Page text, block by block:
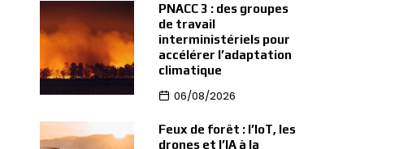
PNACC 3 : des groupes
de travail
interministériels pour
accélérer l’adaptation
climatique
06/08/2026
Feux de forêt : l’IoT, les
drones et l’IA à la